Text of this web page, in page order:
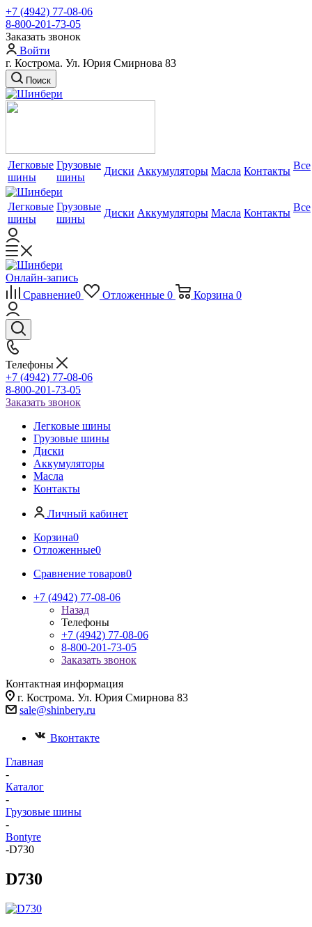
+7 (4942) 77-08-06
8-800-201-73-05
Заказать звонок
Войти
г. Кострома. Ул. Юрия Смирнова 83
Поиск
Легковые
шины
Грузовые
шины
Диски Аккумуляторы Масла Контакты Все
Легковые
шины
Грузовые
шины
Диски Аккумуляторы Масла Контакты Все
Онлайн-запись
Сравнение0 Отложенные 0 Корзина 0
Телефоны
+7 (4942) 77-08-06
8-800-201-73-05
Заказать звонок
Легковые шины
Грузовые шины
Диски
Аккумуляторы
Масла
Контакты
Личный кабинет
Корзина0
Отложенные0
Сравнение товаров0
+7 (4942) 77-08-06
Назад
Телефоны
+7 (4942) 77-08-06
8-800-201-73-05
Заказать звонок
Контактная информация
г. Кострома. Ул. Юрия Смирнова 83
sale@shinbery.ru
Вконтакте
Главная
-
Каталог
-
Грузовые шины
-
Bontyre
-D730
D730